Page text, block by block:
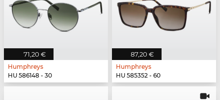
71,20 €
Humphreys
HU 586148 - 30
87,20 €
Humphreys
HU 585352 - 60